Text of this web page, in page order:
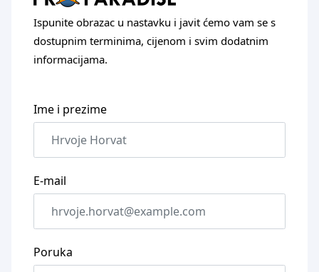
Ispunite obrazac u nastavku i javit ćemo vam se s
dostupnim terminima, cijenom i svim dodatnim
informacijama.
Ime i prezime
E-mail
Poruka